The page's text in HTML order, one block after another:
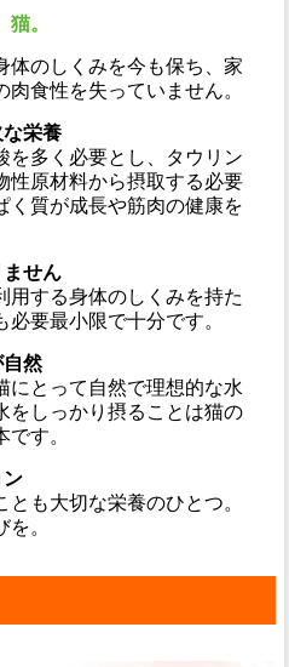
。
体のしくみを今も保ち、家
食性を失っていません。
栄養
を多く必要とし、タウリン
性原材料から摂取する必要
く質が成長や筋肉の健康を
せん
用する身体のしくみを持た
要最小限で十分です。
自然
にとって自然で理想的な水
をしっかり摂ることは猫の
す。
ン
も大切な栄養のひとつ。
。